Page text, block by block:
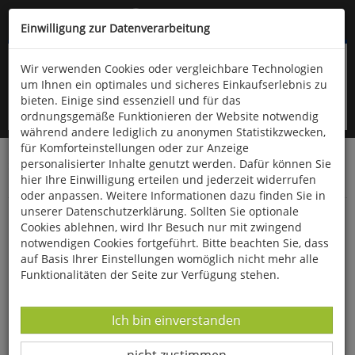
Kompletten Head der Seite überspringen
oder (06766) 9323-960
Startseite Bücher Downloads
Zeitschriften
Der Falke
Häher als Ausbreiter von Baumsamen
Einwilligung zur Datenverarbeitung
Wir verwenden Cookies oder vergleichbare Technologien
um Ihnen ein optimales und sicheres Einkaufserlebnis zu
bieten. Einige sind essenziell und für das
ordnungsgemäße Funktionieren der Website notwendig
während andere lediglich zu anonymen Statistikzwecken,
für Komforteinstellungen oder zur Anzeige
personalisierter Inhalte genutzt werden. Dafür können Sie
hier Ihre Einwilligung erteilen und jederzeit widerrufen
oder anpassen. Weitere Informationen dazu finden Sie in
unserer Datenschutzerklärung. Sollten Sie optionale
Cookies ablehnen, wird Ihr Besuch nur mit zwingend
notwendigen Cookies fortgeführt. Bitte beachten Sie, dass
auf Basis Ihrer Einstellungen womöglich nicht mehr alle
Funktionalitäten der Seite zur Verfügung stehen.
Datenverarbeitung -
Ich bin einverstanden